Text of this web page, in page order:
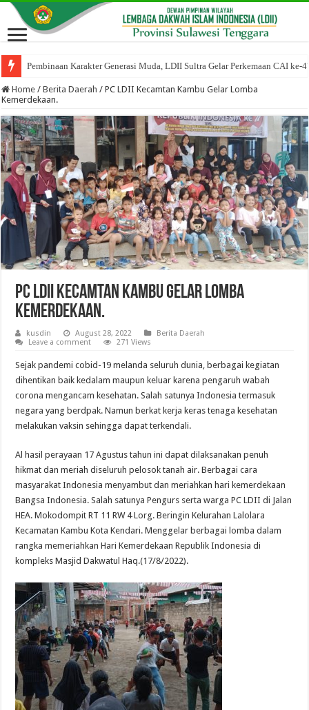
Pembinaan Karakter Generasi Muda, LDII Sultra Gelar Perkemaan CAI ke-
Home / Berita Daerah / PC LDII Kecamtan Kambu Gelar Lomba
Kemerdekaan.
PC LDII Kecamtan Kambu Gelar Lomba
Kemerdekaan.
kusdin August 28, 2022
Berita Daerah
Leave a comment
271 Views
Sejak pandemi cobid-19 melanda seluruh dunia, berbagai kegiatan
dihentikan baik kedalam maupun keluar karena pengaruh wabah
corona mengancam kesehatan. Salah satunya Indonesia termasuk
negara yang berdpak. Namun berkat kerja keras tenaga kesehatan
melakukan vaksin sehingga dapat terkendali.
Al hasil perayaan 17 Agustus tahun ini dapat dilaksanakan penuh
hikmat dan meriah diseluruh pelosok tanah air. Berbagai cara
masyarakat Indonesia menyambut dan meriahkan hari kemerdekaan
Bangsa Indonesia. Salah satunya Pengurs serta warga PC LDII di Jalan
HEA. Mokodompit RT 11 RW 4 Lorg. Beringin Kelurahan Lalolara
Kecamatan Kambu Kota Kendari. Menggelar berbagai lomba dalam
rangka memeriahkan Hari Kemerdekaan Republik Indonesia di
kompleks Masjid Dakwatul Haq.(17/8/2022).